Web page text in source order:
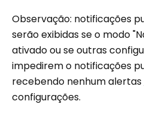
Observação: notificações
serão exibidas se o modo
ativado ou se outras
impedirem o notificações
recebendo nenhum alertas
configurações.